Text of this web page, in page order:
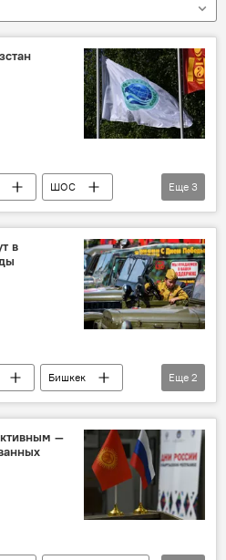
ШОС
Еще 3
в
Бишкек
война
Еще 2
—